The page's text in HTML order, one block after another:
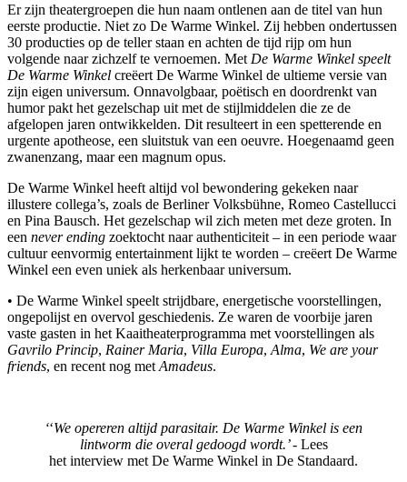
Er zijn theatergroepen die hun naam ontlenen aan de titel van hun
eerste productie. Niet zo De Warme Winkel. Zij hebben ondertussen
30 producties op de teller staan en achten de tijd rijp om hun
volgende naar zichzelf te vernoemen. Met De Warme Winkel speelt
De Warme Winkel creëert De Warme Winkel de ultieme versie van
zijn eigen universum. Onnavolgbaar, poëtisch en doordrenkt van
humor pakt het gezelschap uit met de stijlmiddelen die ze de
afgelopen jaren ontwikkelden. Dit resulteert in een spetterende en
urgente apotheose, een sluitstuk van een oeuvre. Hoegenaamd geen
zwanenzang, maar een magnum opus.
De Warme Winkel heeft altijd vol bewondering gekeken naar
illustere collega’s, zoals de Berliner Volksbühne, Romeo Castellucci
en Pina Bausch. Het gezelschap wil zich meten met deze groten. In
een never ending zoektocht naar authenticiteit – in een periode waar
cultuur eenvormig entertainment lijkt te worden – creëert De Warme
Winkel een even uniek als herkenbaar universum.
• De Warme Winkel speelt strijdbare, energetische voorstellingen,
ongepolijst en overvol geschiedenis. Ze waren de voorbije jaren
vaste gasten in het Kaaitheaterprogramma met voorstellingen als
Gavrilo Princip, Rainer Maria, Villa Europa, Alma, We are your
friends, en recent nog met Amadeus.
‘‘We opereren altijd parasitair. De Warme Winkel is een
lintworm die overal gedoogd wordt.’- Lees
het interview met De Warme Winkel in De Standaard.